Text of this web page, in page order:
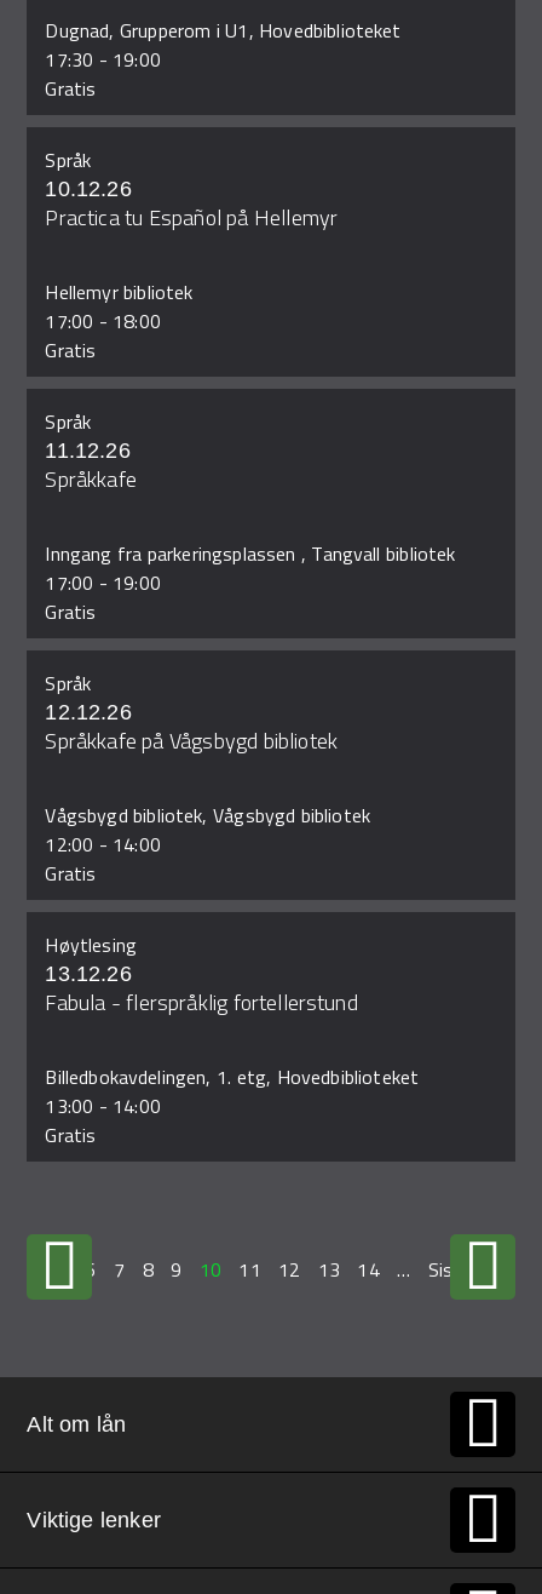
Dugnad, Grupperom i U1, Hovedbiblioteket
17:30 - 19:00
Gratis
Språk
10.12.26
Practica tu Español på Hellemyr
Hellemyr bibliotek
17:00 - 18:00
Gratis
Språk
11.12.26
Språkkafe
Inngang fra parkeringsplassen , Tangvall bibliotek
17:00 - 19:00
Gratis
Språk
12.12.26
Språkkafe på Vågsbygd bibliotek
Vågsbygd bibliotek, Vågsbygd bibliotek
12:00 - 14:00
Gratis
Høytlesing
13.12.26
Fabula - flerspråklig fortellerstund
Billedbokavdelingen, 1. etg, Hovedbiblioteket
13:00 - 14:00
Gratis
6 7 8 9 10 11 12 13 14 … Siste »
Alt om lån
Viktige lenker